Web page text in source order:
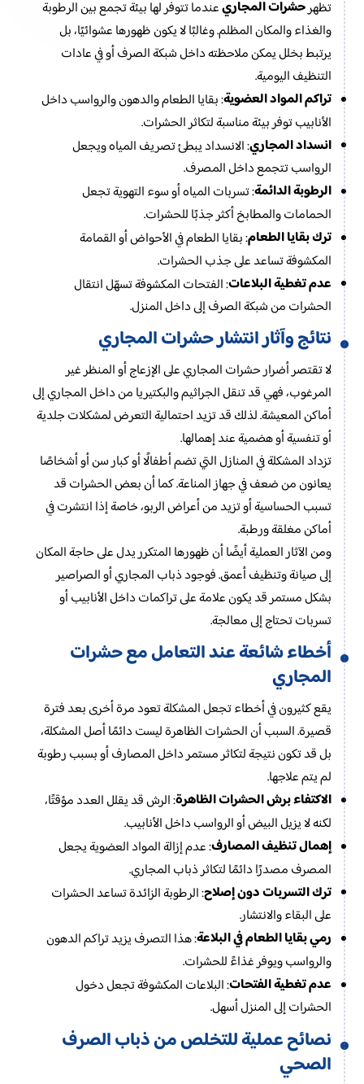
تظهرحشرات المجاريعندما تتوفر لها بيئة تجمع بين الرطوبة
والغذاء والمكان المظلم. وغالبًا لا يكون ظهورها عشوائيًا، بل
يرتبط بخلل يمكن ملاحظته داخل شبكة الصرف أو في عادات
التنظيف اليومية.
تراكم المواد العضوية: بقايا الطعام والدهون والرواسب داخل
الأنابيب توفر بيئة مناسبة لتكاثر الحشرات.
انسداد المجاري: الانسداد يبطئ تصريف المياه ويجعل
الرواسب تتجمع داخل المصرف.
الرطوبة الدائمة: تسربات المياه أو سوء التهوية تجعل
الحمامات والمطابخ أكثر جذبًا للحشرات.
ترك بقايا الطعام: بقايا الطعام في الأحواض أو القمامة
المكشوفة تساعد على جذب الحشرات.
عدم تغطية البلاعات: الفتحات المكشوفة تسهّل انتقال
الحشرات من شبكة الصرف إلى داخل المنزل.
نتائج وآثار انتشار حشرات المجاري
لا تقتصر أضرار حشرات المجاري على الإزعاج أو المنظر غير
المرغوب، فهي قد تنقل الجراثيم والبكتيريا من داخل المجاري إلى
أماكن المعيشة. لذلك قد تزيد احتمالية التعرض لمشكلات جلدية
أو تنفسية أو هضمية عند إهمالها.
تزداد المشكلة في المنازل التي تضم أطفالًا أو كبار سن أو أشخاصًا
يعانون من ضعف في جهاز المناعة. كما أن بعض الحشرات قد
تسبب الحساسية أو تزيد من أعراض الربو، خاصة إذا انتشرت في
أماكن مغلقة ورطبة.
ومن الآثار العملية أيضًا أن ظهورها المتكرر يدل على حاجة المكان
إلى صيانة وتنظيف أعمق. فوجود ذباب المجاري أو الصراصير
بشكل مستمر قد يكون علامة على تراكمات داخل الأنابيب أو
تسربات تحتاج إلى معالجة.
أخطاء شائعة عند التعامل مع حشرات
المجاري
يقع كثيرون في أخطاء تجعل المشكلة تعود مرة أخرى بعد فترة
قصيرة. السبب أن الحشرات الظاهرة ليست دائمًا أصل المشكلة،
بل قد تكون نتيجة لتكاثر مستمر داخل المصارف أو بسبب رطوبة
لم يتم علاجها.
الاكتفاء برش الحشرات الظاهرة: الرش قد يقلل العدد مؤقتًا،
لكنه لا يزيل البيض أو الرواسب داخل الأنابيب.
إهمال تنظيف المصارف: عدم إزالة المواد العضوية يجعل
المصرف مصدرًا دائمًا لتكاثر ذباب المجاري.
ترك التسربات دون إصلاح: الرطوبة الزائدة تساعد الحشرات
على البقاء والانتشار.
رمي بقايا الطعام في البلاعة: هذا التصرف يزيد تراكم الدهون
والرواسب ويوفر غذاءً للحشرات.
عدم تغطية الفتحات: البلاعات المكشوفة تجعل دخول
الحشرات إلى المنزل أسهل.
نصائح عملية للتخلص من ذباب الصرف
الصحي